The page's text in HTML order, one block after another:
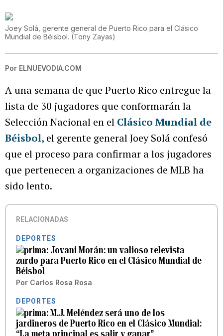
Joey Solá, gerente general de Puerto Rico para el Clásico
Mundial de Béisbol. (Tony Zayas)
Por ELNUEVODIA.COM
A una semana de que Puerto Rico entregue la
lista de 30 jugadores que conformarán la
Selección Nacional en el Clásico Mundial de
Béisbol, el gerente general Joey Solá confesó
que el proceso para confirmar a los jugadores
que pertenecen a organizaciones de MLB ha
sido lento.
RELACIONADAS
DEPORTES
Jovani Morán: un valioso relevista
zurdo para Puerto Rico en el Clásico Mundial de
Béisbol
Por Carlos Rosa Rosa
DEPORTES
M.J. Meléndez será uno de los
jardineros de Puerto Rico en el Clásico Mundial:
“La meta principal es salir y ganar”